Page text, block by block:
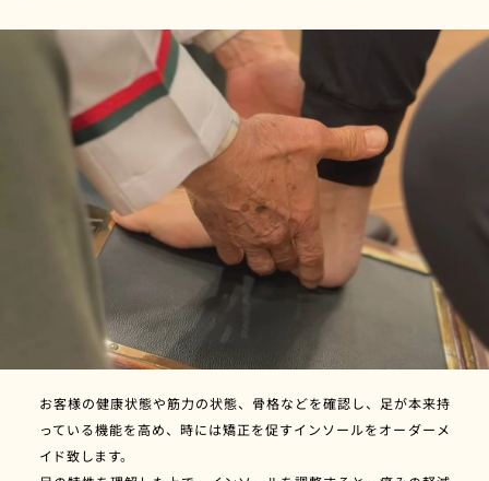
お客様の健康状態や筋力の状態、骨格などを確認し、足が本来持
っている機能を高め、時には矯正を促すインソールをオーダーメ
イド致します。